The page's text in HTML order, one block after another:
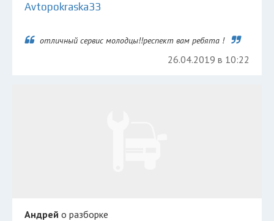
Avtopokraska33
отличный сервис молодцы!!респект вам ребята !
26.04.2019 в 10:22
Андрей о разборке